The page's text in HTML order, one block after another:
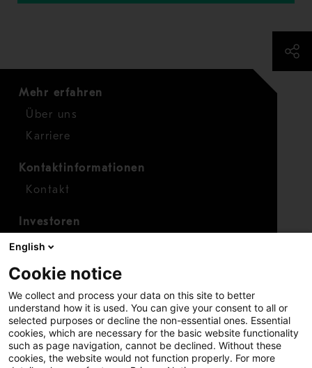
Mehr erfahren
Über uns
Karriere
Kontaktinformationen
Kontakt
Investoren
Investorenkalender
Finanzen
English
Cookie notice
We collect and process your data on this site to better
understand how it is used. You can give your consent to all or
selected purposes or decline the non-essential ones. Essential
cookies, which are necessary for the basic website functionality
such as page navigation, cannot be declined. Without these
cookies, the website would not function properly. For more